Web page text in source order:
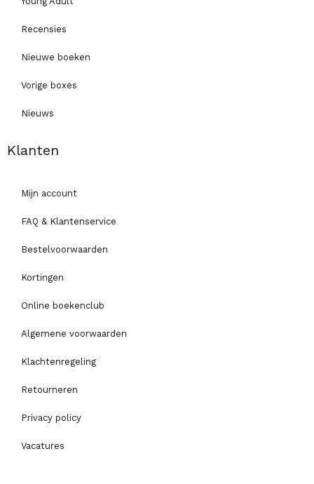
Recensies
Nieuwe boeken
Vorige boxes
Nieuws
Klanten
Mijn account
FAQ & Klantenservice
Bestelvoorwaarden
Kortingen
Online boekenclub
Algemene voorwaarden
Klachtenregeling
Retourneren
Privacy policy
Vacatures